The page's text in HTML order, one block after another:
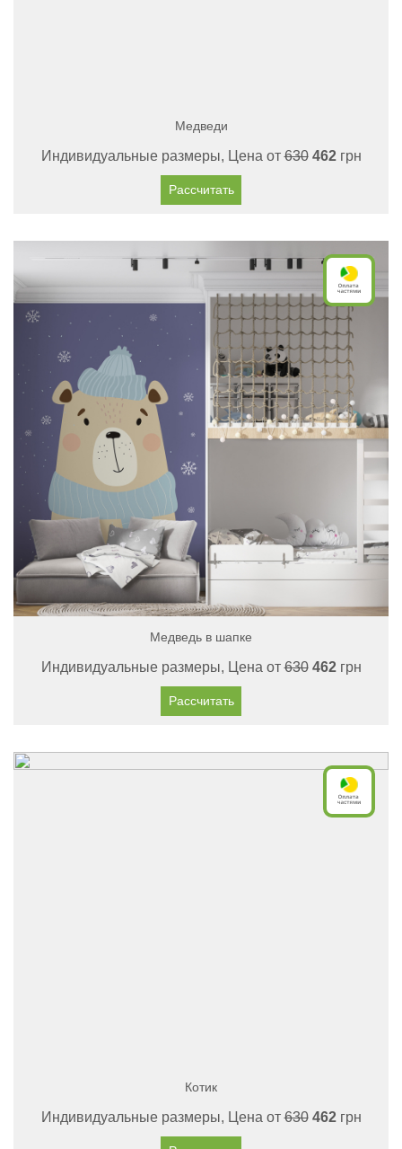
Медведи
Индивидуальные размеры, Цена от630 462грн
Рассчитать
Медведь в шапке
Индивидуальные размеры, Цена от630 462грн
Рассчитать
Котик
Индивидуальные размеры, Цена от630 462грн